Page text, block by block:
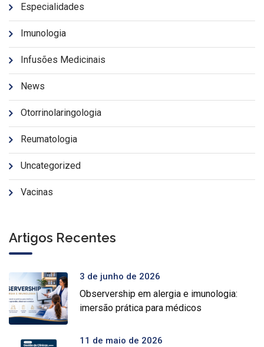
Especialidades
Imunologia
Infusões Medicinais
News
Otorrinolaringologia
Reumatologia
Uncategorized
Vacinas
Artigos Recentes
3 de junho de 2026
Observership em alergia e imunologia:
imersão prática para médicos
11 de maio de 2026